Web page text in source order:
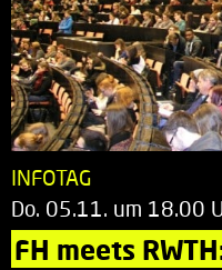
INFOTAG
Do. 05.11. um 18.00
FH meets